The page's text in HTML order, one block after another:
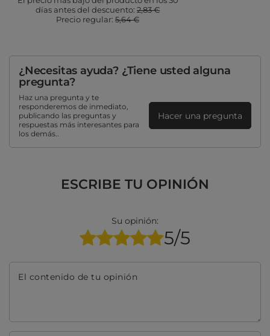
días antes del descuento: 2,83 €
Precio regular: 5,64 €
¿Necesitas ayuda? ¿Tiene usted alguna
pregunta?
Haz una pregunta y te
responderemos de inmediato,
publicando las preguntas y
respuestas más interesantes para
los demás..
Hacer una pregunta
ESCRIBE TU OPINIÓN
Su opinión:
5/5
El contenido de tu opinión